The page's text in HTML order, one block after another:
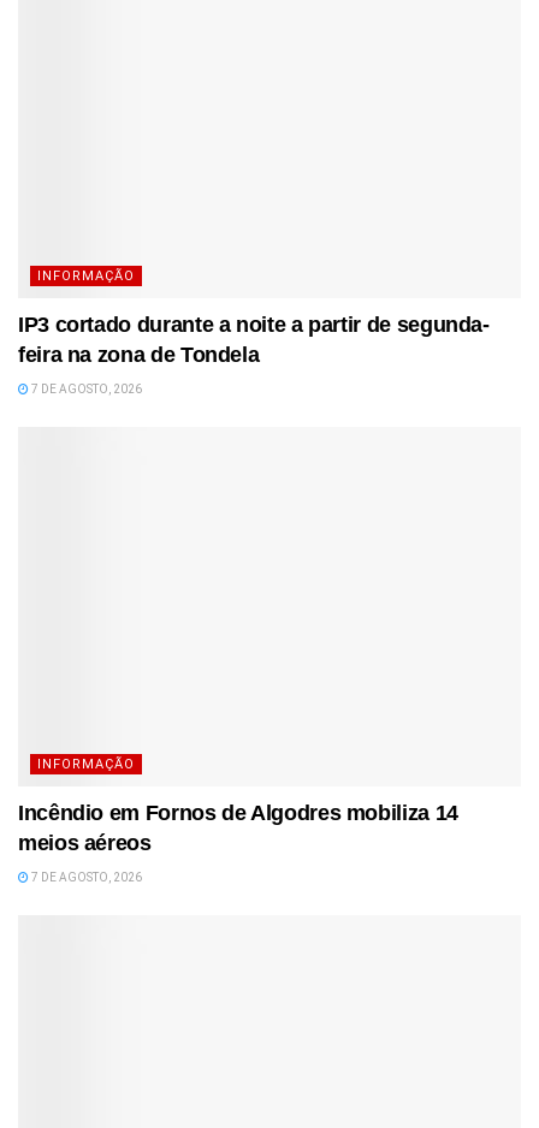
INFORMAÇÃO
IP3 cortado durante a noite a partir de segunda-
feira na zona de Tondela
7 DE AGOSTO, 2026
INFORMAÇÃO
Incêndio em Fornos de Algodres mobiliza 14
meios aéreos
7 DE AGOSTO, 2026